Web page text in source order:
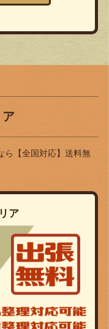
ア
ら
【全国対応】送料無
ア